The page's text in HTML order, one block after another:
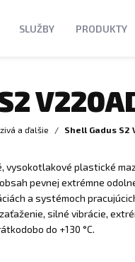
SLUŽBY PRODUKTY
a ďalšie / Shell Gadus S2
vysokotlakové plastické
pevnej extrémne
a systémoch
silné vibrácie,
do +130 °C.